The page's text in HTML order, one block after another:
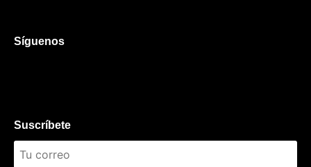
Síguenos
Suscríbete